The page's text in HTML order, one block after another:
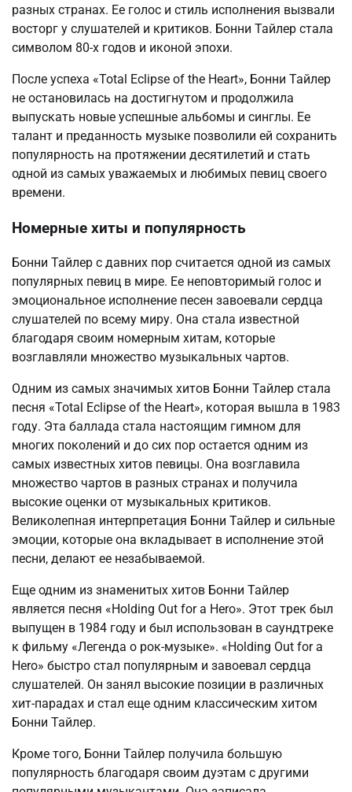
разных странах. Ее голос и стиль исполнения вызвали
восторг у слушателей и критиков. Бонни Тайлер стала
символом 80-х годов и иконой эпохи.
После успеха «Total Eclipse of the Heart», Бонни Тайлер
не остановилась на достигнутом и продолжила
выпускать новые успешные альбомы и синглы. Ее
талант и преданность музыке позволили ей сохранить
популярность на протяжении десятилетий и стать
одной из самых уважаемых и любимых певиц своего
времени.
Номерные хиты и популярность
Бонни Тайлер с давних пор считается одной из самых
популярных певиц в мире. Ее неповторимый голос и
эмоциональное исполнение песен завоевали сердца
слушателей по всему миру. Она стала известной
благодаря своим номерным хитам, которые
возглавляли множество музыкальных чартов.
Одним из самых значимых хитов Бонни Тайлер стала
песня «Total Eclipse of the Heart», которая вышла в 1983
году. Эта баллада стала настоящим гимном для
многих поколений и до сих пор остается одним из
самых известных хитов певицы. Она возглавила
множество чартов в разных странах и получила
высокие оценки от музыкальных критиков.
Великолепная интерпретация Бонни Тайлер и сильные
эмоции, которые она вкладывает в исполнение этой
песни, делают ее незабываемой.
Еще одним из знаменитых хитов Бонни Тайлер
является песня «Holding Out for a Hero». Этот трек был
выпущен в 1984 году и был использован в саундтреке
к фильму «Легенда о рок-музыке». «Holding Out for a
Hero» быстро стал популярным и завоевал сердца
слушателей. Он занял высокие позиции в различных
хит-парадах и стал еще одним классическим хитом
Бонни Тайлер.
Кроме того, Бонни Тайлер получила большую
популярность благодаря своим дуэтам с другими